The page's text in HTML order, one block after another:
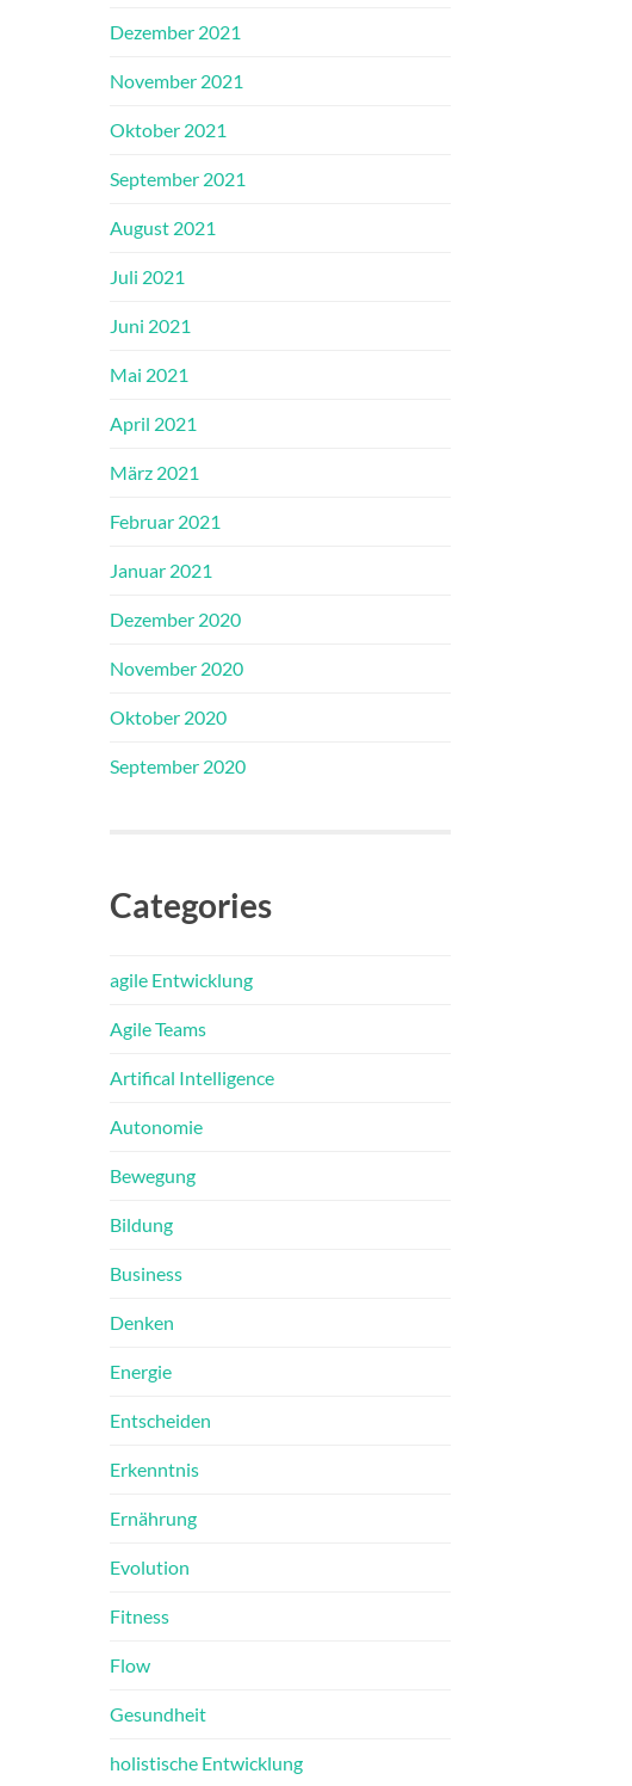
Dezember 2021
November 2021
Oktober 2021
September 2021
August 2021
Juli 2021
Juni 2021
Mai 2021
April 2021
März 2021
Februar 2021
Januar 2021
Dezember 2020
November 2020
Oktober 2020
September 2020
Categories
agile Entwicklung
Agile Teams
Artifical Intelligence
Autonomie
Bewegung
Bildung
Business
Denken
Energie
Entscheiden
Erkenntnis
Ernährung
Evolution
Fitness
Flow
Gesundheit
holistische Entwicklung